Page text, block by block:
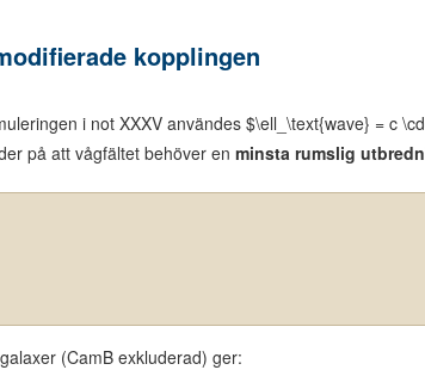
kopplingen
i not XXXV användes $\ell_\text{wave} = c
på att vågfältet behöver en minsta rumslig
(CamB exkluderad) ger: